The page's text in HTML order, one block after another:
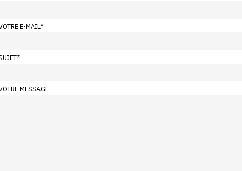
E-MAIL*
*
MESSAGE